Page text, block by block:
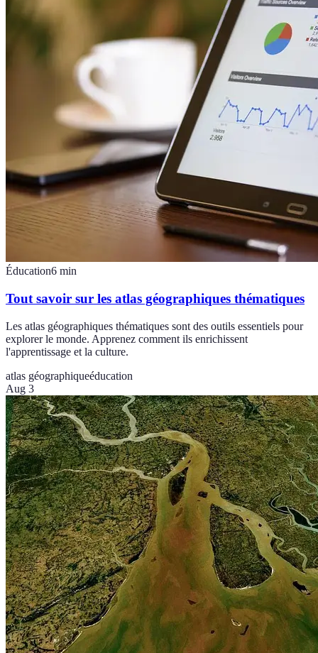
Éducation6 min
Tout savoir sur les atlas géographiques thématiques
Les atlas géographiques thématiques sont des outils essentiels pour
explorer le monde. Apprenez comment ils enrichissent
l'apprentissage et la culture.
atlas géographiqueéducation
Aug 3